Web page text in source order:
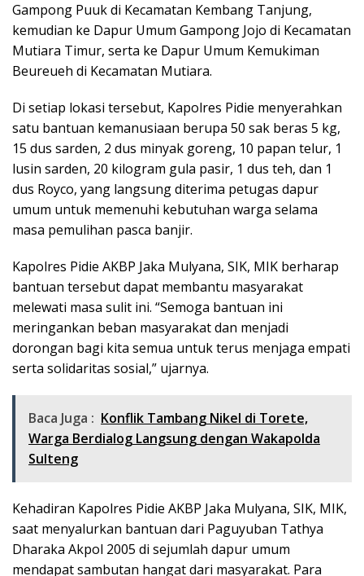
Gampong Puuk di Kecamatan Kembang Tanjung,
kemudian ke Dapur Umum Gampong Jojo di Kecamatan
Mutiara Timur, serta ke Dapur Umum Kemukiman
Beureueh di Kecamatan Mutiara.
Di setiap lokasi tersebut, Kapolres Pidie menyerahkan
satu bantuan kemanusiaan berupa 50 sak beras 5 kg,
15 dus sarden, 2 dus minyak goreng, 10 papan telur, 1
lusin sarden, 20 kilogram gula pasir, 1 dus teh, dan 1
dus Royco, yang langsung diterima petugas dapur
umum untuk memenuhi kebutuhan warga selama
masa pemulihan pasca banjir.
Kapolres Pidie AKBP Jaka Mulyana, SIK, MIK berharap
bantuan tersebut dapat membantu masyarakat
melewati masa sulit ini. “Semoga bantuan ini
meringankan beban masyarakat dan menjadi
dorongan bagi kita semua untuk terus menjaga empati
serta solidaritas sosial,” ujarnya.
Baca Juga : Konflik Tambang Nikel di Torete,
Warga Berdialog Langsung dengan Wakapolda
Sulteng
Kehadiran Kapolres Pidie AKBP Jaka Mulyana, SIK, MIK,
saat menyalurkan bantuan dari Paguyuban Tathya
Dharaka Akpol 2005 di sejumlah dapur umum
mendapat sambutan hangat dari masyarakat. Para